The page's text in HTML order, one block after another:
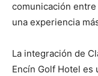
comunicación
una experiencia
La integración de
Encín Golf Hotel es